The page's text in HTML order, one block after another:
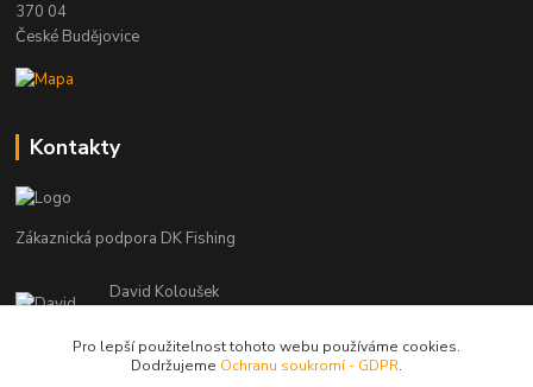
370 04
České Budějovice
Kontakty
Zákaznická podpora DK Fishing
David Koloušek
(Po-Pá, 7-18 hod.)
Pro lepší použitelnost tohoto webu používáme cookies.
Dodržujeme Ochranu soukromí - GDPR.